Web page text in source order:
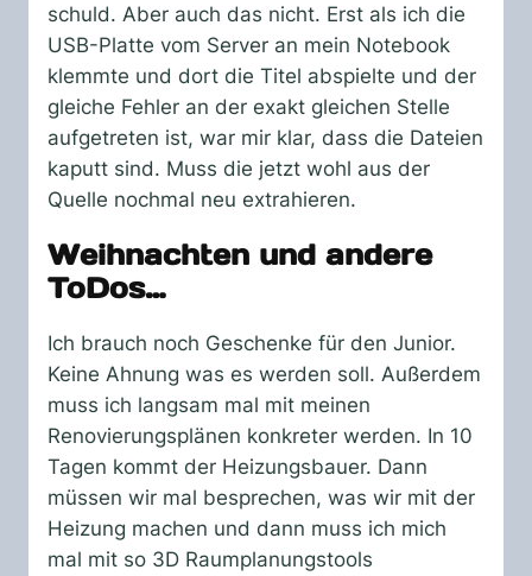
schuld. Aber auch das nicht. Erst als ich die
USB-Platte vom Server an mein Notebook
klemmte und dort die Titel abspielte und der
gleiche Fehler an der exakt gleichen Stelle
aufgetreten ist, war mir klar, dass die Dateien
kaputt sind. Muss die jetzt wohl aus der
Quelle nochmal neu extrahieren.
Weihnachten und andere
ToDos…
Ich brauch noch Geschenke für den Junior.
Keine Ahnung was es werden soll. Außerdem
muss ich langsam mal mit meinen
Renovierungsplänen konkreter werden. In 10
Tagen kommt der Heizungsbauer. Dann
müssen wir mal besprechen, was wir mit der
Heizung machen und dann muss ich mich
mal mit so 3D Raumplanungstools